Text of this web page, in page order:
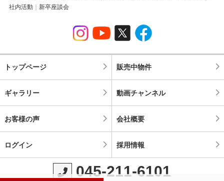
社内活動
新卒座談会
トップページ 販売中物件
ギャラリー 動画チャンネル
お客様の声 会社概要
ログイン 採用情報
045-211-6101